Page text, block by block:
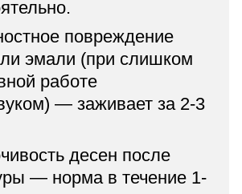
повреждение
эмали (при слишком
работе
— заживает за 2-3
десен после
— норма в течение 1-